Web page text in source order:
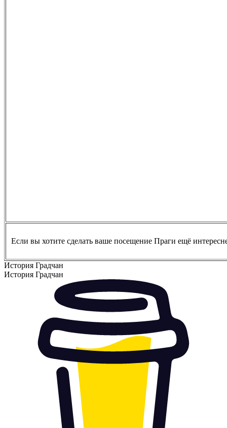
Если вы хотите сделать ваше посещение Праги ещё
История Градчан
История Градчан